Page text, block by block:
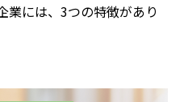
業には、3つの特徴があり